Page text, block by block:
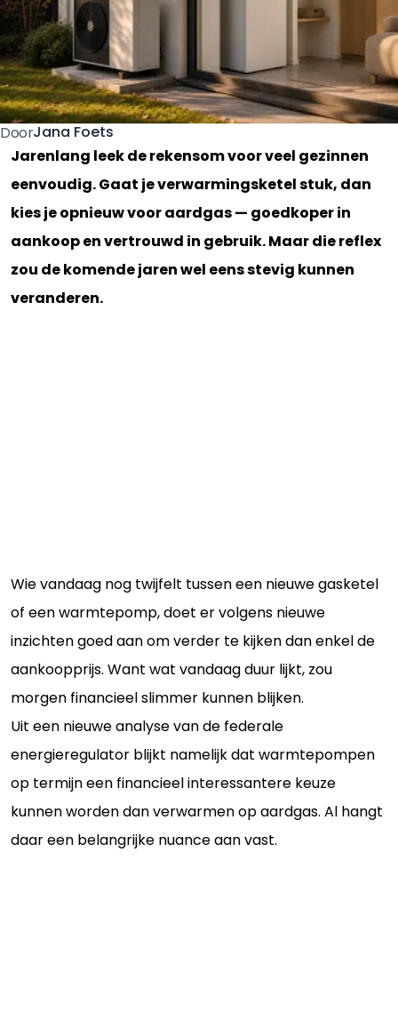
DoorJana Foets
Jarenlang leek de rekensom voor veel gezinnen
eenvoudig. Gaat je verwarmingsketel stuk, dan
kies je opnieuw voor aardgas — goedkoper in
aankoop en vertrouwd in gebruik. Maar die reflex
zou de komende jaren wel eens stevig kunnen
veranderen.
Wie vandaag nog twijfelt tussen een nieuwe gasketel
of een warmtepomp, doet er volgens nieuwe
inzichten goed aan om verder te kijken dan enkel de
aankoopprijs. Want wat vandaag duur lijkt, zou
morgen financieel slimmer kunnen blijken.
Uit een nieuwe analyse van de federale
energieregulator blijkt namelijk dat warmtepompen
op termijn een financieel interessantere keuze
kunnen worden dan verwarmen op aardgas. Al hangt
daar een belangrijke nuance aan vast.